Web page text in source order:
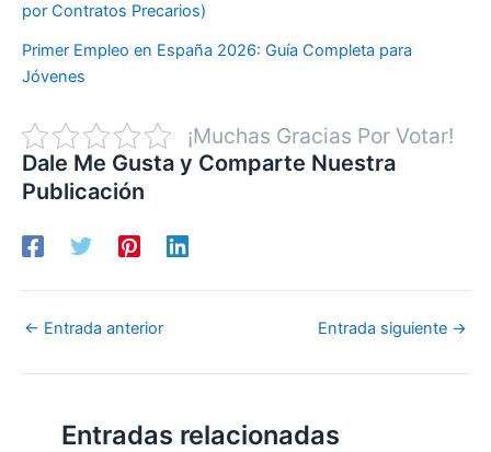
por Contratos Precarios)
Primer Empleo en España 2026: Guía Completa para
Jóvenes
¡Muchas Gracias Por Votar!
Dale Me Gusta y Comparte Nuestra
Publicación
← Entrada anterior Entrada siguiente →
Entradas relacionadas